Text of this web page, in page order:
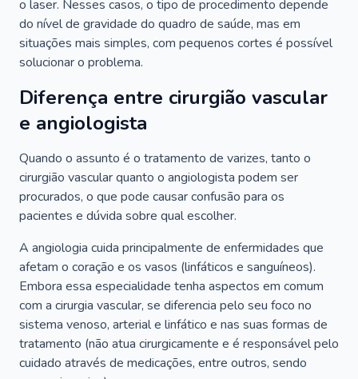
o laser. Nesses casos, o tipo de procedimento depende
do nível de gravidade do quadro de saúde, mas em
situações mais simples, com pequenos cortes é possível
solucionar o problema.
Diferença entre cirurgião vascular
e angiologista
Quando o assunto é o tratamento de varizes, tanto o
cirurgião vascular quanto o angiologista podem ser
procurados, o que pode causar confusão para os
pacientes e dúvida sobre qual escolher.
A angiologia cuida principalmente de enfermidades que
afetam o coração e os vasos (linfáticos e sanguíneos).
Embora essa especialidade tenha aspectos em comum
com a cirurgia vascular, se diferencia pelo seu foco no
sistema venoso, arterial e linfático e nas suas formas de
tratamento (não atua cirurgicamente e é responsável pelo
cuidado através de medicações, entre outros, sendo